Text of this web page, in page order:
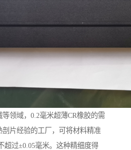
领域，0.2毫米超薄CR橡胶的需
片经验的工厂，可将材料精准
超过±0.05毫米。这种精细度得